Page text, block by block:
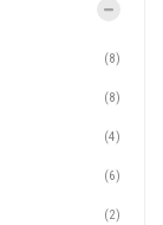
(8)
(8)
(4)
(6)
(2)